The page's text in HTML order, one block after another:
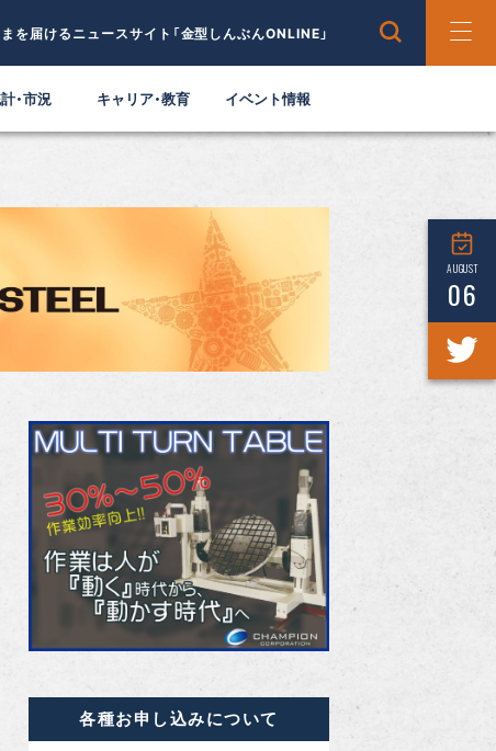
を届けるニュースサイト「金型しんぶんONLINE」
・市況 キャリア・教育 イベント情報
AUGUST
06
各種お申し込みについて